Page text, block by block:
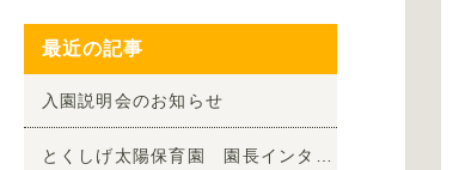
最近の記事
入園説明会のお知らせ